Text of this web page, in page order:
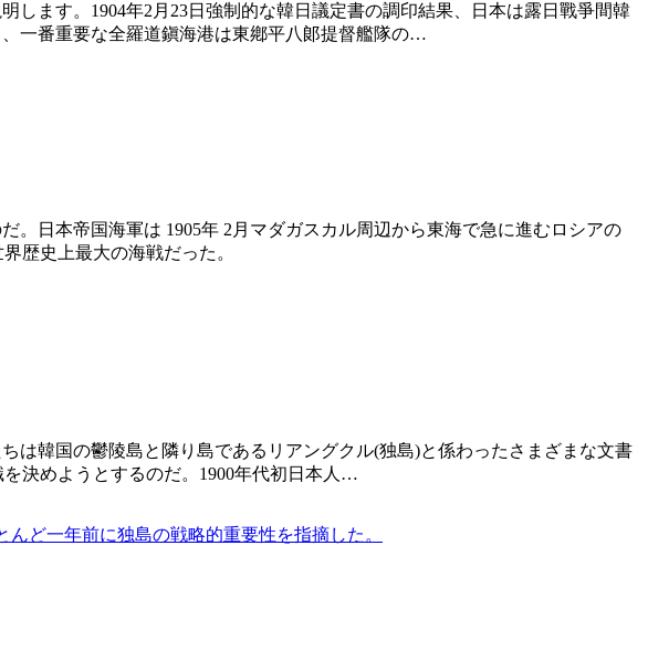
ます。1904年2月23日強制的な韓日議定書の調印結果、日本は露日戰爭間韓
一番重要な全羅道鎭海港は東鄕平八郞提督艦隊の…
。日本帝国海軍は 1905年 2月マダガスカル周辺から東海で急に進むロシアの
歴史上最大の海戦だった。
は韓国の鬱陵島と隣り島であるリアングクル(独島)と係わったさまざまな文書
決めようとするのだ。1900年代初日本人…